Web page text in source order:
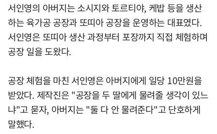
서인영의 아버지는 소시지와 토르티야, 케밥 등을 생산
하는 육가공 공장과 또띠아 공장을 운영하는 대표였다.
서인영은 또띠아 생산 과정부터 포장까지 직접 체험하며
공장 일을 도왔다.
공장 체험을 마친 서인영은 아버지에게 일당 10만원을
받았다. 제작진은 "공장을 두 딸에게 물려줄 생각이 있느
냐"고 묻자, 아버지는 "둘 다 안 물려준다"고 단호하게
말했다.